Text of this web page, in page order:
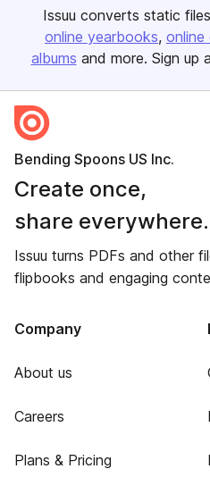
Issuu converts static
online yearbooks online
albums and more. Sign up
Bending Spoons US Inc.
Create once,
share everywhere.
Issuu turns PDFs and other
flipbooks and engaging
Company
About us
Careers
Plans & Pricing